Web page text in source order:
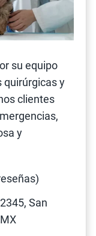
su equipo
quirúrgicas y
clientes
y
San